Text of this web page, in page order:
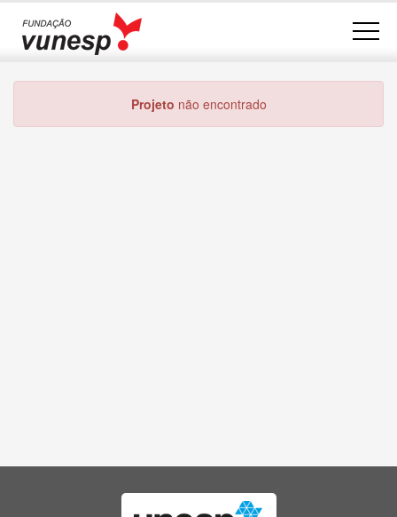
Projeto não encontrado